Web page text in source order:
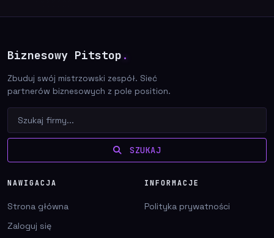
Biznesowy Pitstop .
Zbuduj swój mistrzowski zespół. Sieć
partnerów biznesowych z pole position.
SZUKAJ
NAWIGACJA
Strona główna
Zaloguj się
INFORMACJE
Polityka prywatności